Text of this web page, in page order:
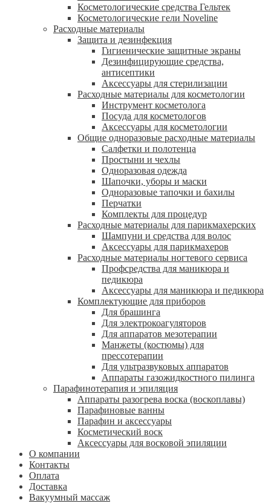
Косметологические средства Гельтек
Косметологические гели Noveline
Расходные материалы
Защита и дезинфекция
Гигиенические защитные экраны
Дезинфицирующие средства,
антисептики
Аксессуары для стерилизации
Расходные материалы для косметологии
Инструмент косметолога
Посуда для косметологов
Аксессуары для косметологии
Общие одноразовые расходные материалы
Салфетки и полотенца
Простыни и чехлы
Одноразовая одежда
Шапочки, уборы и маски
Одноразовые тапочки и бахилы
Перчатки
Комплекты для процедур
Расходные материалы для парикмахерских
Шампуни и средства для волос
Аксессуары для парикмахеров
Расходные материалы ногтевого сервиса
Профсредства для маникюра и
педикюра
Аксессуары для маникюра и педикюра
Комплектующие для приборов
Для брашинга
Для электрокоагуляторов
Для аппаратов мезотерапии
Манжеты (костюмы) для
прессотерапии
Для ультразвуковых аппаратов
Аппараты газожидкостного пилинга
Парафинотерапия и эпиляция
Аппараты разогрева воска (воскоплавы)
Парафиновые ванны
Парафин и аксессуары
Косметический воск
Аксессуары для восковой эпиляции
О компании
Контакты
Оплата
Доставка
Вакуумный массаж